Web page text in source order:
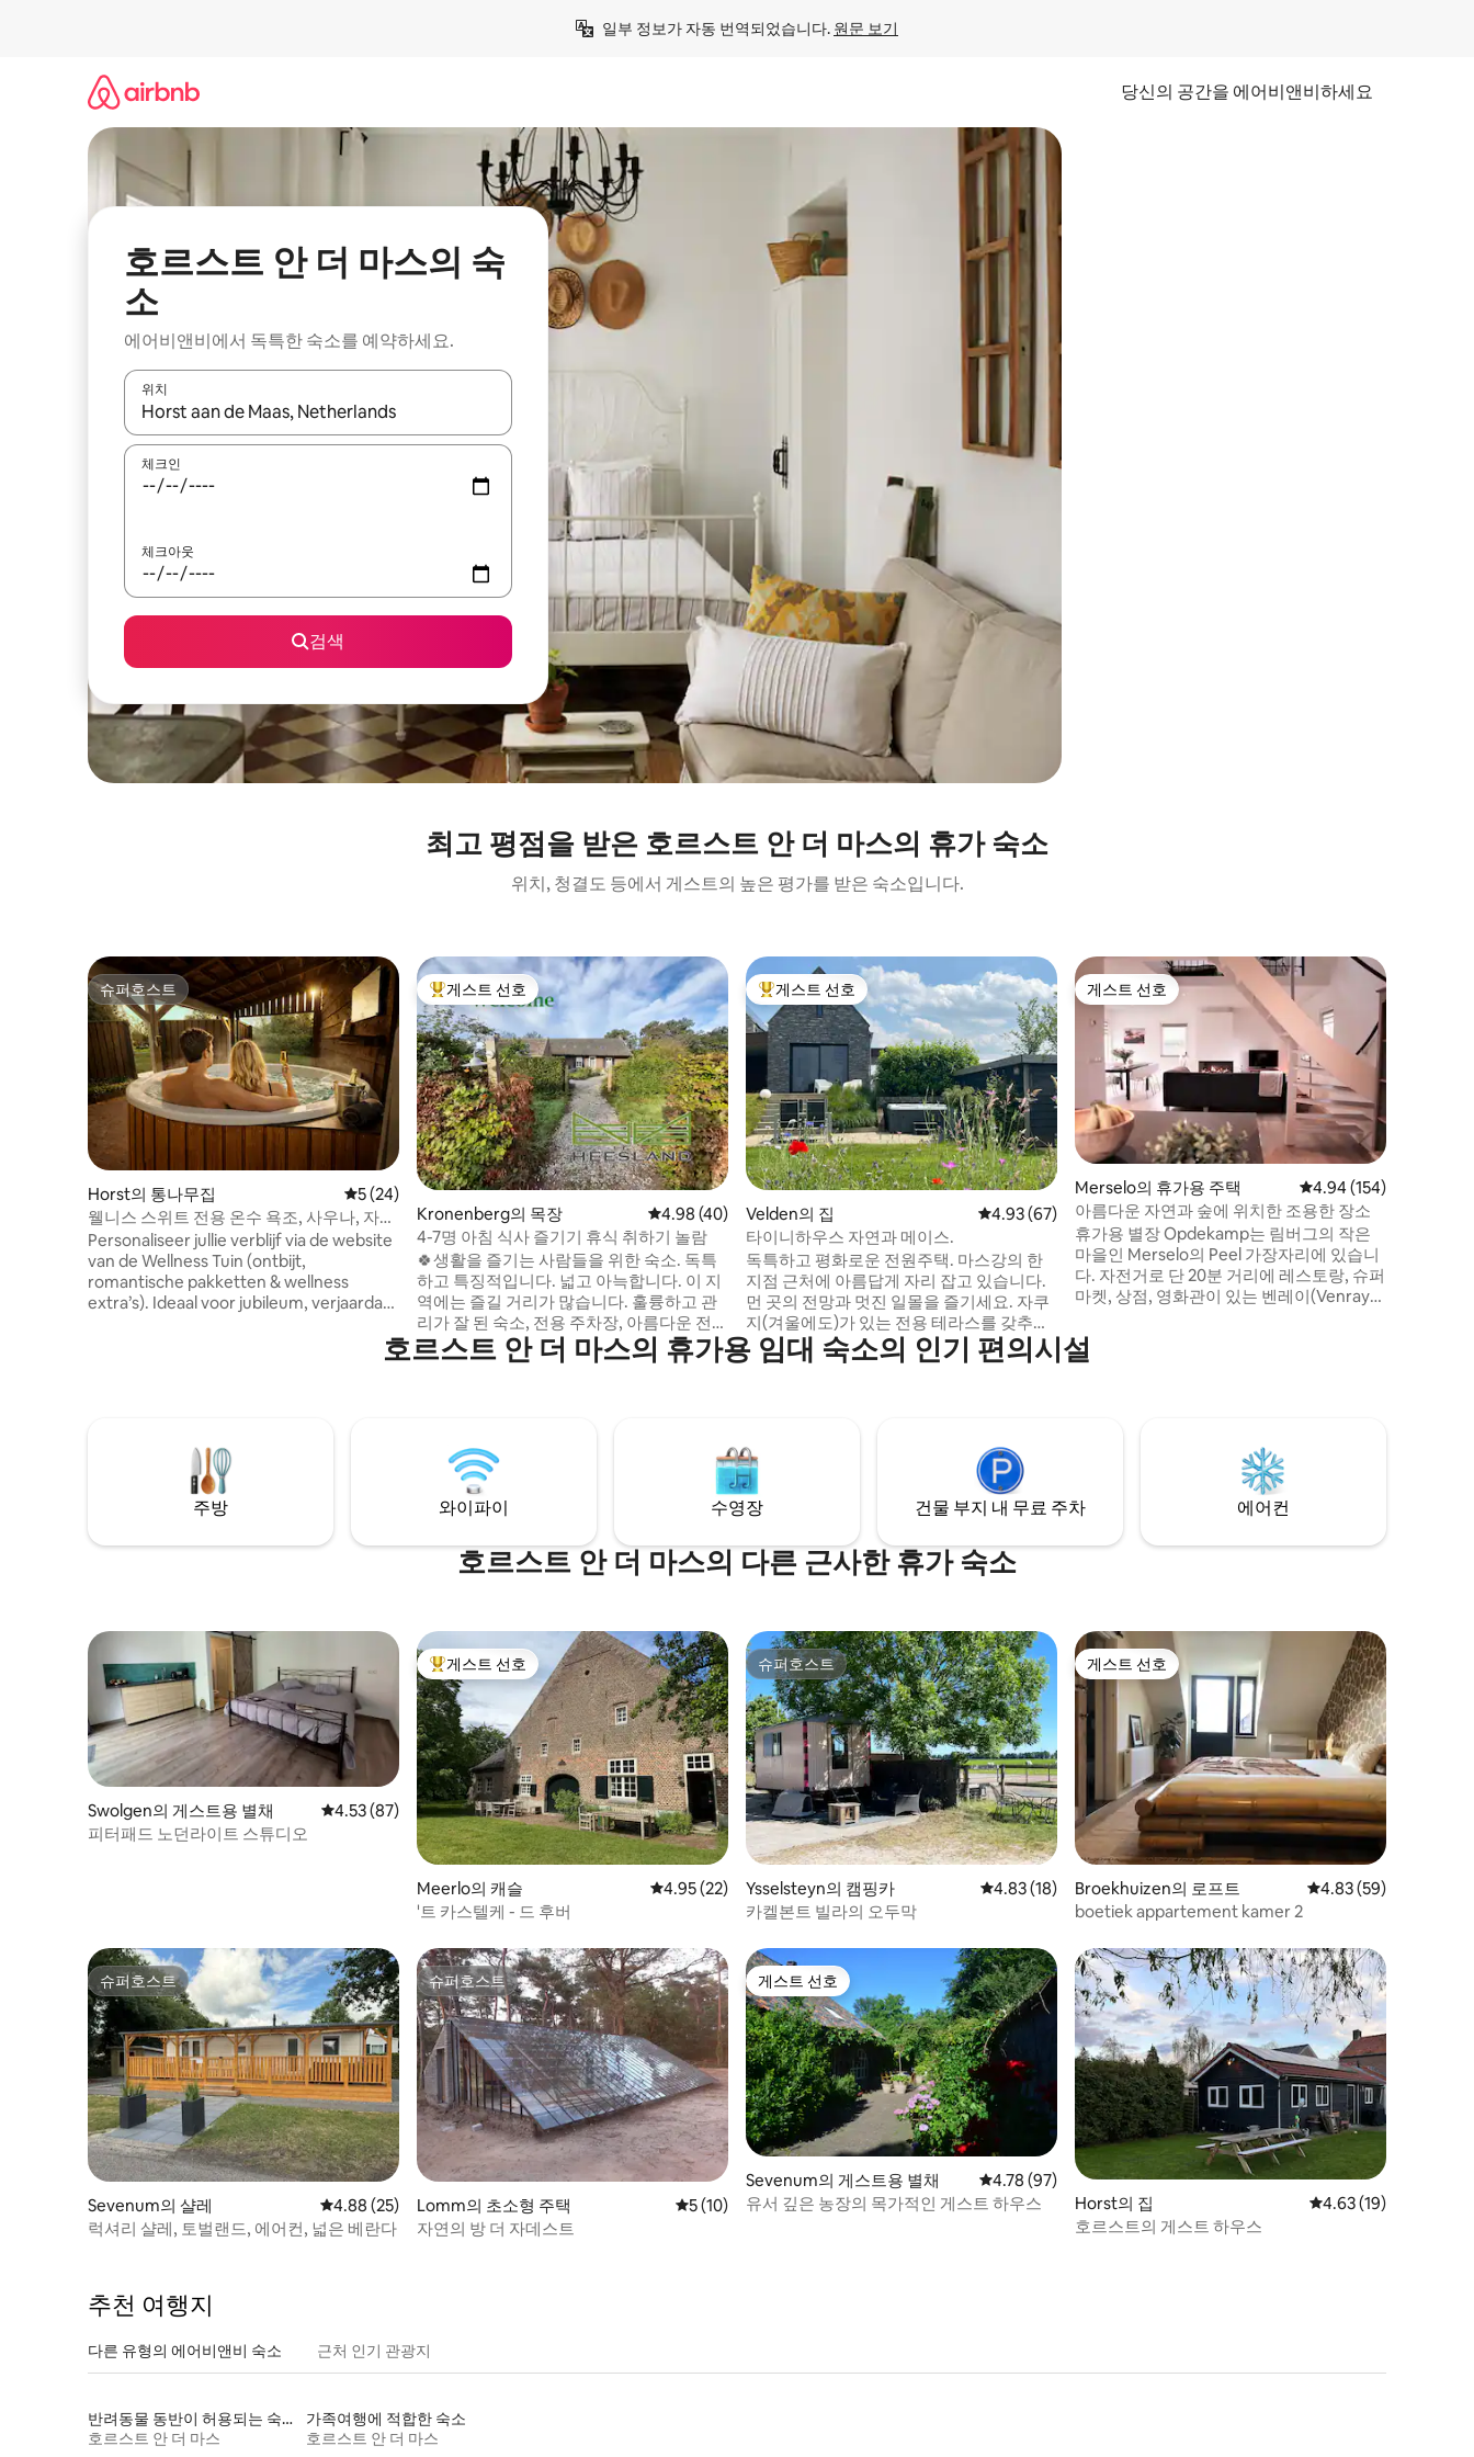
일부 정보가 자동 번역되었습니다. 원문 보기
당신의 공간을 에어비앤비하세요
호르스트 안 더 마스의 숙
소
에어비앤비에서 독특한 숙소를 예약하세요.
위치
결과가 나오면 위·아래 화살표 키를 사용하거나 터치 또는 스와이프 동작으로 탐색하세요.
체크인
체크아웃
검색
최고 평점을 받은 호르스트 안 더 마스의 휴가 숙소
위치, 청결도 등에서 게스트의 높은 평가를 받은 숙소입니다.
슈퍼호스트
슈퍼호스트
Horst의 통나무집 평점 5점(5점 만점), 후기 24개
5 (24)
웰니스 스위트 전용 온수 욕조, 사우나, 자쿠
지, 벽난로
Personaliseer jullie verblijf via de website
van de Wellness Tuin (ontbijt,
romantische pakketten & wellness
extra’s). Ideaal voor jubileum, verjaardag
gratis WiFi, parkeren en eigen entree.
상위 게스트 선호
게스트 선호
Kronenberg의 목장 평점 4.98점(5점 만점), 후기 40개
4.98 (40)
4-7명 아침 식사 즐기기 휴식 취하기 놀람
🍀생활을 즐기는 사람들을 위한 숙소. 독특
하고 특징적입니다. 넓고 아늑합니다. 이 지
역에는 즐길 거리가 많습니다. 훌륭하고 관
리가 잘 된 숙소, 전용 주차장, 아름다운 전용
욕실이 있는 객실. 넓은 정원, 수영 연못. 조
식 포함! 현장에서 이용 가능: Vitellius*에서
대한 열정을 한데 모을 수 있는 방법입니다.
❤️ * 저녁 식사는 미리 예약해 주세요!
상위 게스트 선호
게스트 선호
Velden의 집 평점 4.93점(5점 만점), 후기 67개
4.93 (67)
타이니하우스 자연과 메이스.
독특하고 평화로운 전원주택. 마스강의 한
지점 근처에 아름답게 자리 잡고 있습니다.
먼 곳의 전망과 멋진 일몰을 즐기세요. 자쿠
지(겨울에도)가 있는 전용 테라스를 갖추고
있으며, 아름다운 연못이 있는 정원을 즐길
수 있습니다. 성인 2명에게 적합한 공간입니
들에게 적합하지 않음). 펜로/아르센, NP 마
스뒤이엔에서 가깝습니다.
게스트 선호
게스트 선호
Merselo의 휴가용 주택 평점 4.94점(5점 만점),
4.94 (154)
아름다운 자연과 숲에 위치한 조용한 장소
휴가용 별장 Opdekamp는 림버그의 작은
마을인 Merselo의 Peel 가장자리에 있습니
다. 자전거로 단 20분 거리에 레스토랑, 슈퍼
마켓, 상점, 영화관이 있는 벤레이(Venray)
신가요? 그렇다면 오프데캄프 휴가 별장은
완벽한 선택입니다. 이 아파트는 끝없이 산
호르스트 안 더 마스의 휴가용 임대 숙소의 인기 편의시설
주방 와이파이 수영장 건물 부지 내 무료 주차 에어컨
호르스트 안 더 마스의 다른 근사한 휴가 숙소
Swolgen의 게스트용 별채 평점 4.53점(5점 만점), 후기 87개
4.53 (87)
피터패드 노던라이트 스튜디오
상위 게스트 선호
게스트 선호
Meerlo의 캐슬 평점 4.95점(5점 만점), 후기 22개
4.95 (22)
'트 카스텔케 - 드 후버
슈퍼호스트
슈퍼호스트
Ysselsteyn의 캠핑카 평점 4.83점(5점 만점), 후기 18개
4.83 (18)
카켈본트 빌라의 오두막
게스트 선호
게스트 선호
Broekhuizen의 로프트 평점 4.83점(5점 만점),
4.83 (59)
boetiek appartement kamer 2
슈퍼호스트
슈퍼호스트
Sevenum의 샬레 평점 4.88점(5점 만점), 후기 25개
4.88 (25)
럭셔리 샬레, 토벌랜드, 에어컨, 넓은 베란다
슈퍼호스트
슈퍼호스트
Lomm의 초소형 주택 평점 5점(5점 만점), 후기 10개
5 (10)
자연의 방 더 자데스트
게스트 선호
게스트 선호
Sevenum의 게스트용 별채 평점 4.78점(5점 만점), 후기 97개
4.78 (97)
유서 깊은 농장의 목가적인 게스트 하우스
Horst의 집 평점 4.63점(5점 만점
4.63 (19)
호르스트의 게스트 하우스
추천 여행지
다른 유형의 에어비앤비 숙소 근처 인기 관광지
반려동물 동반이 허용되는 숙소
호르스트 안 더 마스
가족여행에 적합한 숙소
호르스트 안 더 마스